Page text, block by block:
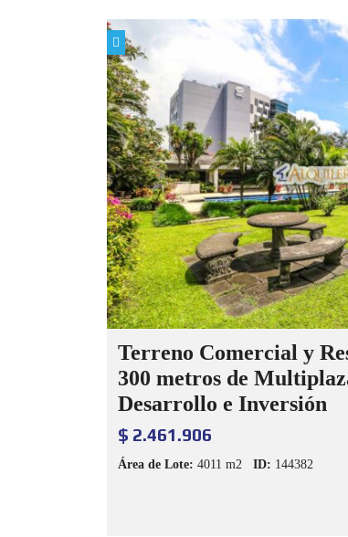
Terreno Comercial y
300 metros de
Desarrollo e Inversión
$ 2.461.906
Área de Lote: 4011 m2 ID: 144382